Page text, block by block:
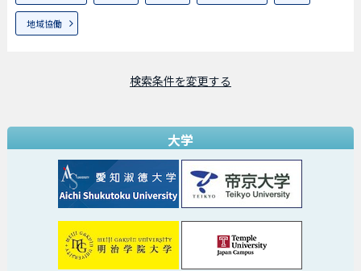
地域協働
検索条件を変更する
大学